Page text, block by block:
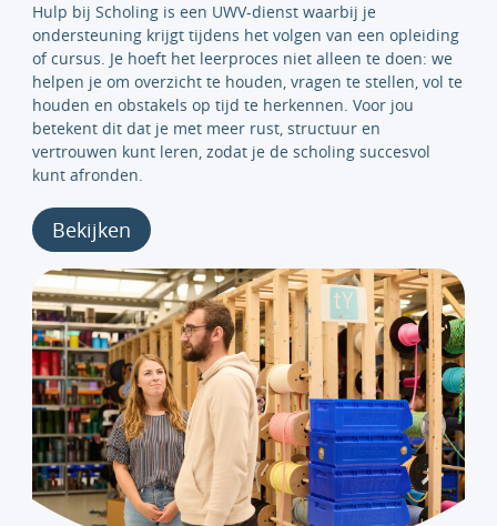
Hulp bij Scholing is een UWV-dienst waarbij je
ondersteuning krijgt tijdens het volgen van een opleiding
of cursus. Je hoeft het leerproces niet alleen te doen: we
helpen je om overzicht te houden, vragen te stellen, vol te
houden en obstakels op tijd te herkennen. Voor jou
betekent dit dat je met meer rust, structuur en
vertrouwen kunt leren, zodat je de scholing succesvol
kunt afronden.
Bekijken